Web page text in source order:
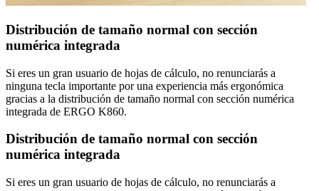
Distribución de tamaño normal con sección
numérica integrada
Si eres un gran usuario de hojas de cálculo, no renunciarás a
ninguna tecla importante por una experiencia más ergonómica
gracias a la distribución de tamaño normal con sección numérica
integrada de ERGO K860.
Distribución de tamaño normal con sección
numérica integrada
Si eres un gran usuario de hojas de cálculo, no renunciarás a